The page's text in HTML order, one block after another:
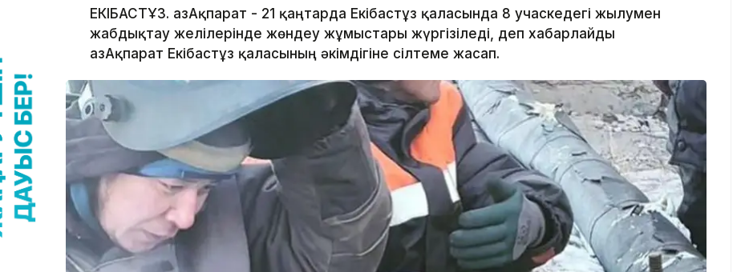
ЕКІБАСТҰЗ. ҚазАқпарат - 21 қаңтарда Екібастұз қаласында 8 учаскедегі жылумен
жабдықтау желілерінде жөндеу жұмыстары жүргізіледі, деп хабарлайды
ҚазАқпарат Екібастұз қаласының әкімдігіне сілтеме жасап.